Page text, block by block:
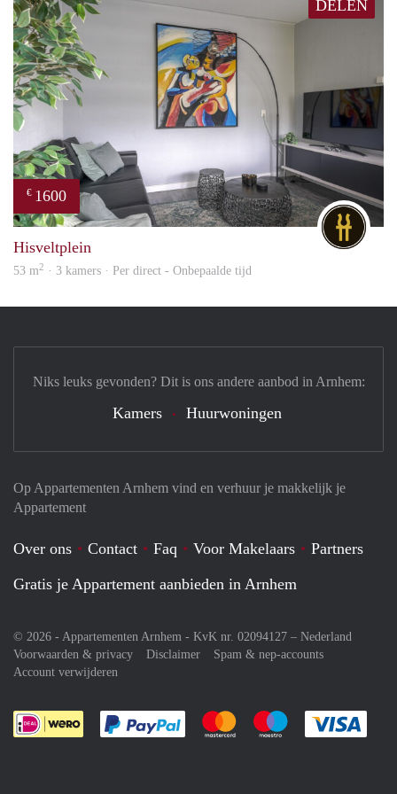
DELEN
€ 1600
DG
Hisveltplein
53 m2 · 3 kamers · Per direct - Onbepaalde tijd
Op Appartementen Arnhem vind en verhuur je makkelijk je
Appartement
Over ons Contact Faq Voor Makelaars
Partners
Gratis je Appartement aanbieden in Arnhem
© 2026 - Appartementen Arnhem - KvK nr. 02094127 – Nederland
Voorwaarden & privacy
Disclaimer
Spam & nep-accounts
Account verwijderen
Je rekent gemakkelijk af met Paypal
Je rekent gemakkelijk af met
Je rekent
Niks leuks gevonden? Dit is ons andere aanbod in Arnhem:
Kamers Huurwoningen